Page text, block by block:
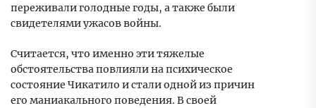
переживали голодные годы, а также были
свидетелями ужасов войны.
Считается, что именно эти тяжелые
обстоятельства повлияли на психическое
состояние Чикатило и стали одной из причин
его маниакального поведения. В своей